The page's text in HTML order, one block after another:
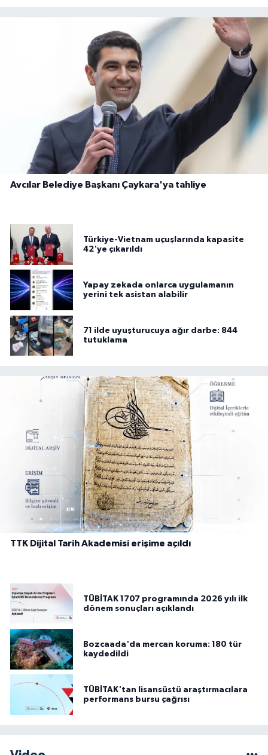
Avcılar Belediye Başkanı Çaykara'ya tahliye
Türkiye-Vietnam uçuşlarında kapasite
42'ye çıkarıldı
Yapay zekada onlarca uygulamanın
yerini tek asistan alabilir
71 ilde uyuşturucuya ağır darbe: 844
tutuklama
TTK Dijital Tarih Akademisi erişime açıldı
TÜBİTAK 1707 programında 2026 yılı ilk
dönem sonuçları açıklandı
Bozcaada'da mercan koruma: 180 tür
kaydedildi
TÜBİTAK'tan lisansüstü araştırmacılara
performans bursu çağrısı